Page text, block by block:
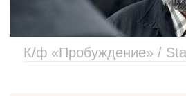
К/ф «Пробуждение» /